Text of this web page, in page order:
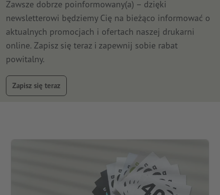
Zawsze dobrze poinformowany(a) – dzięki
newsletterowi będziemy Cię na bieżąco informować o
aktualnych promocjach i ofertach naszej drukarni
online. Zapisz się teraz i zapewnij sobie rabat
powitalny.
Zapisz się teraz